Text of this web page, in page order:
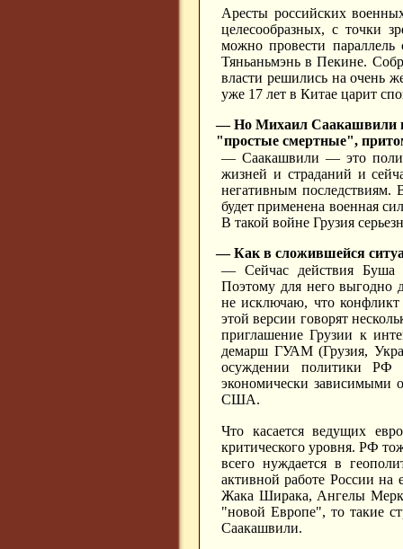
Аресты российских
целесообразных, с точки
можно провести
Тяньаньмэнь в Пекине.
власти решились на очень
уже 17 лет в Китае царит
— Но Михаил Саакашвили
"простые смертные",
— Саакашвили — это
жизней и страданий и
негативным последствиям.
будет применена военная
В такой войне Грузия
— Как в сложившейся
— Сейчас действия Буша
Поэтому для него выгодно
не исключаю, что
этой версии говорят
приглашение Грузии к
демарш ГУАМ (Грузия,
осуждении политики РФ
экономически зависимыми
США.
Что касается ведущих
критического уровня. РФ
всего нуждается в
активной работе России на
Жака Ширака, Ангелы
"новой Европе", то такие
Саакашвили.